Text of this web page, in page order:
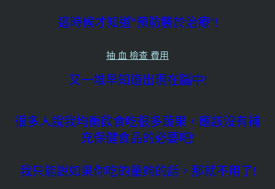
這時候才知道"預防勝於治療"!
抽 血 檢查 費用
又一堆早知道出現在腦中!
很多人說我均衡飲食吃很多蔬果，應該沒有補
充保健食品的必要吧!
我只能說如果你吃的量夠的話，那就不用了!